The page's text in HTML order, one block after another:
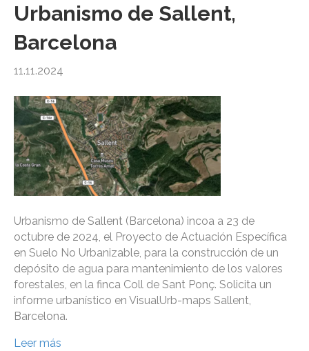
Urbanismo de Sallent,
Barcelona
11.11.2024
Urbanismo de Sallent (Barcelona) incoa a 23 de
octubre de 2024, el Proyecto de Actuación Específica
en Suelo No Urbanizable, para la construcción de un
depósito de agua para mantenimiento de los valores
forestales, en la finca Coll de Sant Ponç. Solicita un
informe urbanístico en VisualUrb-maps Sallent,
Barcelona.
Leer más